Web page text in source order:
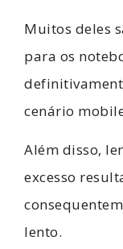
Muitos deles
para os
cenário
Além disso,
excesso
lento.